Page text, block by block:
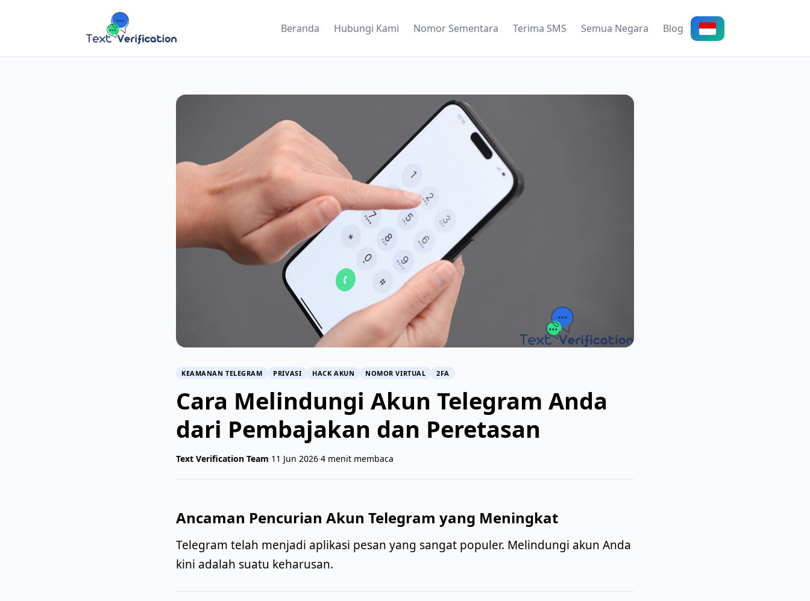
Beranda Hubungi Kami Nomor Sementara Terima SMS Semua Negara Blog
KEAMANAN TELEGRAM PRIVASI HACK AKUN NOMOR VIRTUAL 2FA
Cara Melindungi Akun Telegram Anda
dari Pembajakan dan Peretasan
Text Verification Team·11 Jun 2026·4 menit membaca
Ancaman Pencurian Akun Telegram yang Meningkat
Telegram telah menjadi aplikasi pesan yang sangat populer. Melindungi akun Anda
kini adalah suatu keharusan.